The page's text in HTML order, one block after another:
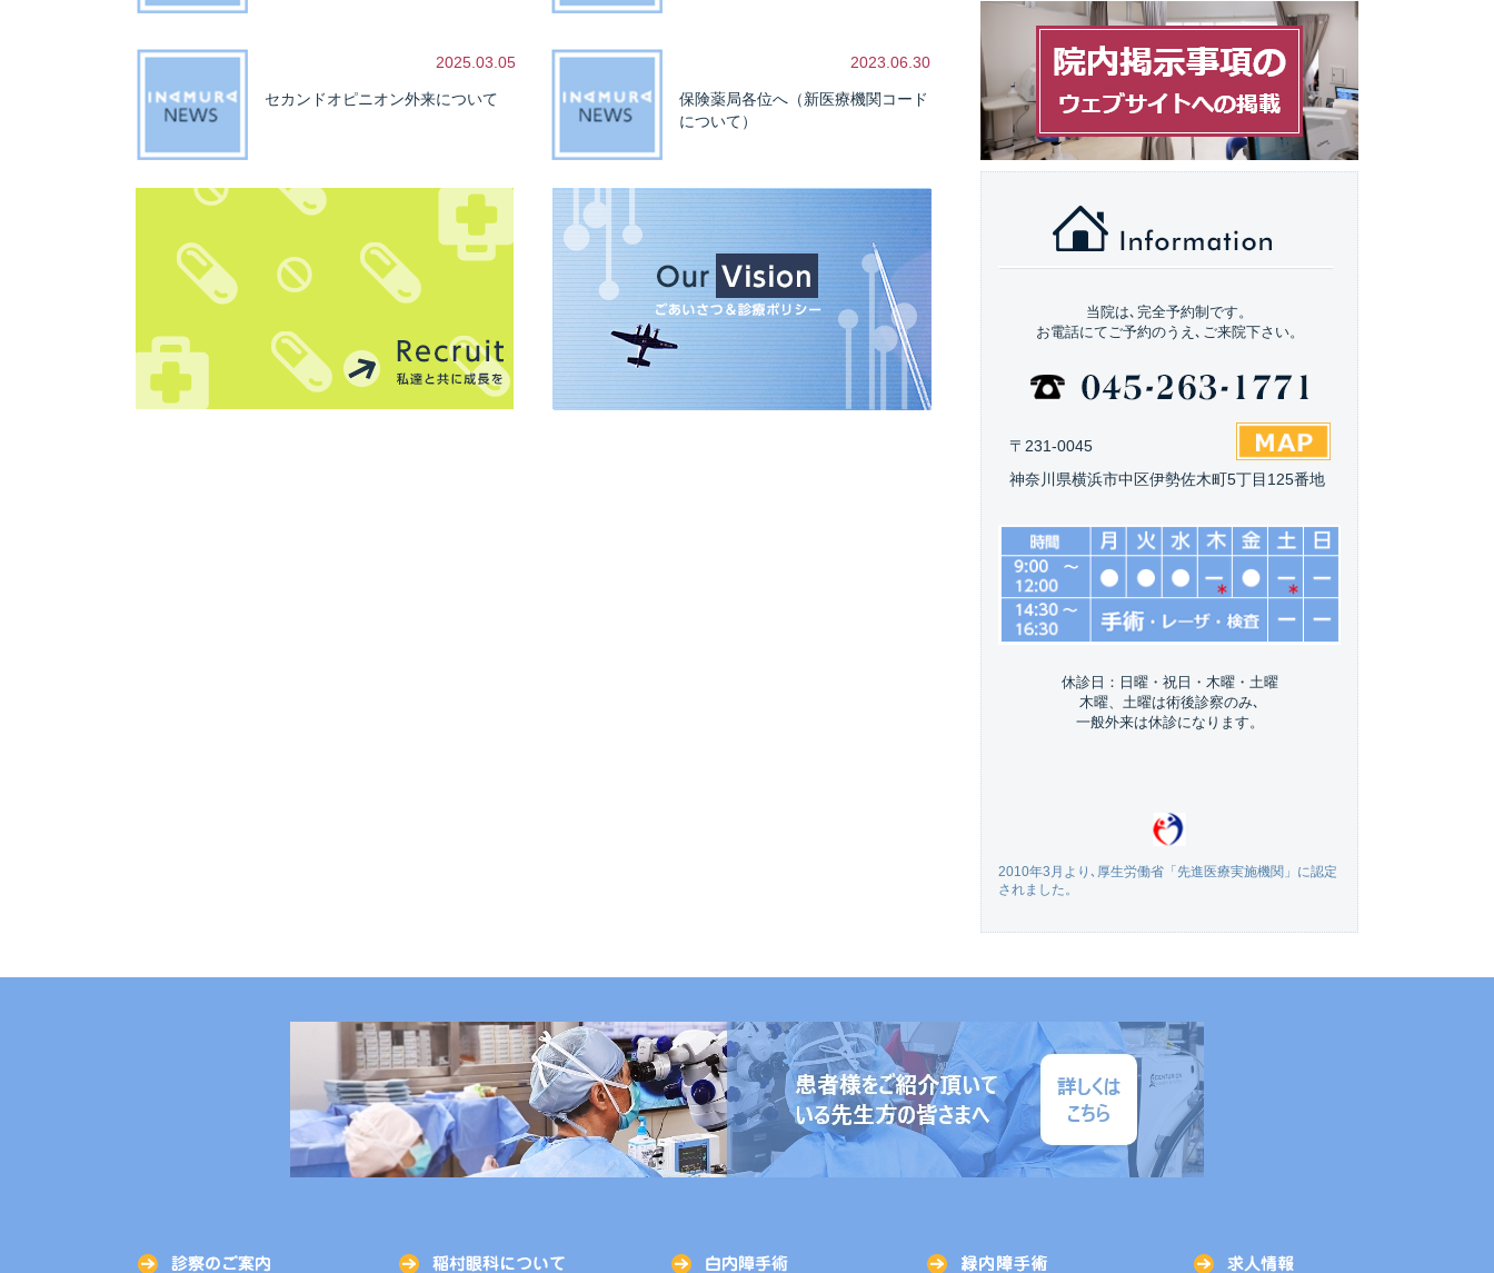
2025.03.05
セカンドオピニオン外来について
2023.06.30
保険薬局各位へ（新医療機関コード
について）
当院は､完全予約制です。
お電話にてご予約のうえ､ご来院下さい。
〒231-0045
神奈川県横浜市中区伊勢佐木町5丁目125番地
休診日：日曜・祝日・木曜・土曜
木曜、土曜は術後診察のみ､
一般外来は休診になります。
2010年3月より､厚生労働省「先進医療実施機関」に認定
されました。